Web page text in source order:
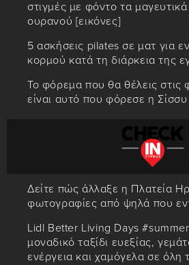
στιγμές με φόντο τα
ουρανού [εικόνες]
5 ασκήσεις pilates σε ματ για
κορμού κατά τη διάρκεια της
Το φόρεμα που θα θέλεις στις
είναι αυτό που φόρεσε η
Δείτε πώς άλλαξε η Πλατεία
φωτογραφίες από ψηλά που
Lidl Better Living Days
μοναδικό ταξίδι ευεξίας,
ενέργεια και χαμόγελα σε όλη